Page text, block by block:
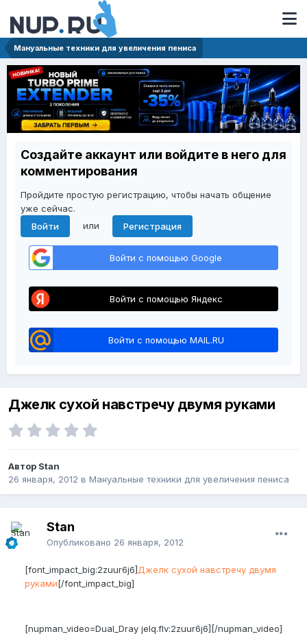
Мануальные техники для увеличения пениса
Создайте аккаунт или войдите в него для
комментирования
Пройдите простую регистрацию, чтобы начать общение
уже сейчас.
Войти
или Регистрация
Войти с помощью Google
Войти с помощью Яндекс
Войти с помощью MAIL.RU
Джелк сухой навстречу двумя руками
Автор Stan
26 января, 2012 в Мануальные техники для увеличения пениса
Stan
Опубликовано 26 января, 2012
[font_impact_big:2zuur6j6] Джелк сухой навстречу двумя
руками[/font_impact_big]
[nupman_video=Dual_Dray jelq.flv:2zuur6j6][/nupman_video]